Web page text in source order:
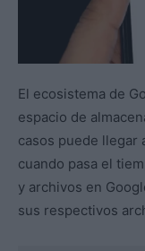
El ecosistema de
espacio de
casos puede llegar
cuando pasa el
y archivos en
sus respectivos